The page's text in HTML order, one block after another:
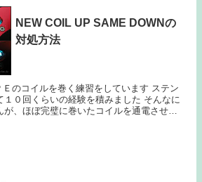
NEW COIL UP SAME DOWNの
対処方法
回くらいの経験を積みました そんなに
が、ほぼ完璧に巻いたコイルを通電させる